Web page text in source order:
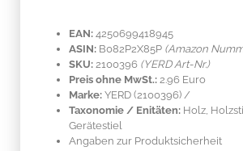
EAN: 4250699418945
ASIN: B082P2X85P (Amazon
SKU: 2100396 (YERD Art-Nr.)
Preis ohne MwSt.: 2.96 Euro
Marke: YERD (2100396) /
Taxonomie / Enitäten: Holz ,
Gerätestiel
Angaben zur Produktsicherheit